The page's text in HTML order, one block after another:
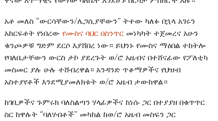
አቶ መለስ “ውርሳቸውን/ሌጋሲያቸውን” ትተው ካለፉ በኋላ አገሩን
አከርፍቶት የነበረው የሙስና ባህር በስንጥርመነካካት ተጀመረና አሁን
ቁንጮዎቹ ግድም ደርሶ እያሸበረ ነው። ይህንኑ የሙስና ማዕበል ተከትሎ
የባለቤታቸውን ውርስ ታኮ ያደረጉት ወ/ሮ አዜብና በተሸናፊው የፖለቲካ
መስመር ያሉ ሁሉ ተሸብረዋል። አንዳንድ ጥቆማዎችና የህዝብ
አስተያየቶች እንደሚያመለክቱት ወ/ሮ አዜብ ታውከዋል።
ከገቢዎችና ጉምሩክ ባለስልጣን ሃላፊዎችና ከነሱ ጋር በተያያዘ በቁጥጥር
ስር ከዋሉት “ባለሃብቶች” መካከል ከወ/ሮ አዜብ መስፍን ጋር